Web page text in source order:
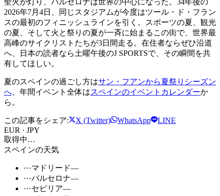
2026年7月4日、同じスタジアムが今度はツール・ド・フラン
スの最初のフィニッシュラインを引く。スポーツの夏、観光
の夏、そして火と祭りの夏が一斉に始まるこの街で、世界最
高峰のサイクリストたちが3日間走る。在住者ならぜひ沿道
へ、日本の読者なら土曜午後のJ SPORTSで、その瞬間を共
有してほしい。
夏のスペインの過ごし方はサン・フアンから夏祭りシーズン
へ 、年間イベント全体はスペインのイベントカレンダーか
ら。
この記事をシェア: X (Twitter) WhatsApp
LINE
EUR · JPY
取得中…
スペインの天気
⋯マドリード—
⋯バルセロナ—
⋯セビリア—